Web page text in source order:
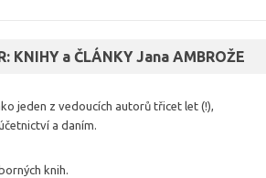
KNIHY a ČLÁNKY Jana AMBROŽE
jeden z vedoucích autorů třicet let (!),
a daním.
knih.